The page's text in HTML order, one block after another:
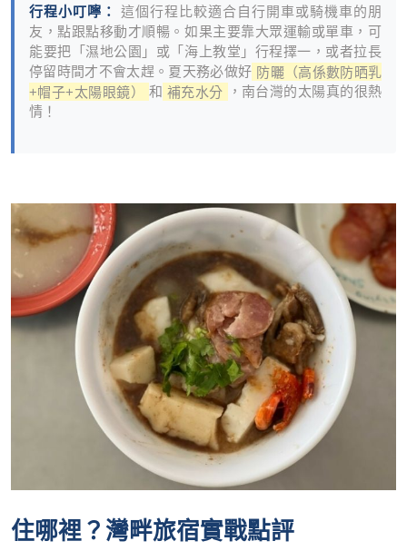
行程小叮嚀：
這個行程比較適合自行開車或騎機車的朋
友，點跟點移動才順暢。如果主要靠大眾運輸或單車，可
能要把「濕地公園」或「海上教堂」行程擇一，或者拉長
停留時間才不會太趕。夏天務必做好 防曬（高係數防晒乳
+帽子+太陽眼鏡）
和 補充水分
，南台灣的太陽真的很熱
情！
住哪裡？灣畔旅宿實戰點評